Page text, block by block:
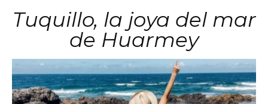
Tuquillo, la joya del mar
de Huarmey